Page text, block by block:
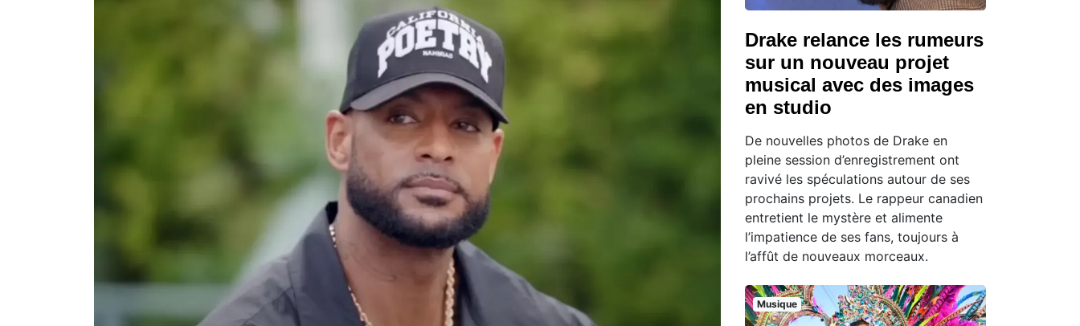
Drake relance les rumeurs
sur un nouveau projet
musical avec des images
en studio
De nouvelles photos de Drake en
pleine session d’enregistrement ont
ravivé les spéculations autour de ses
prochains projets. Le rappeur canadien
entretient le mystère et alimente
l’impatience de ses fans, toujours à
l’affût de nouveaux morceaux.
Musique